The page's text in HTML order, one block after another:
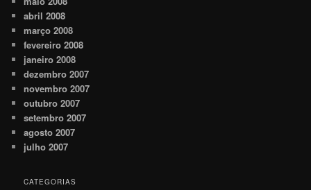
abril 2008
março 2008
fevereiro 2008
janeiro 2008
dezembro 2007
novembro 2007
outubro 2007
setembro 2007
agosto 2007
julho 2007
CATEGORIAS